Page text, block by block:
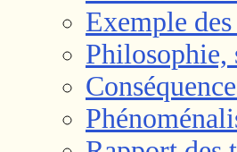
Exemple
Philosophie,